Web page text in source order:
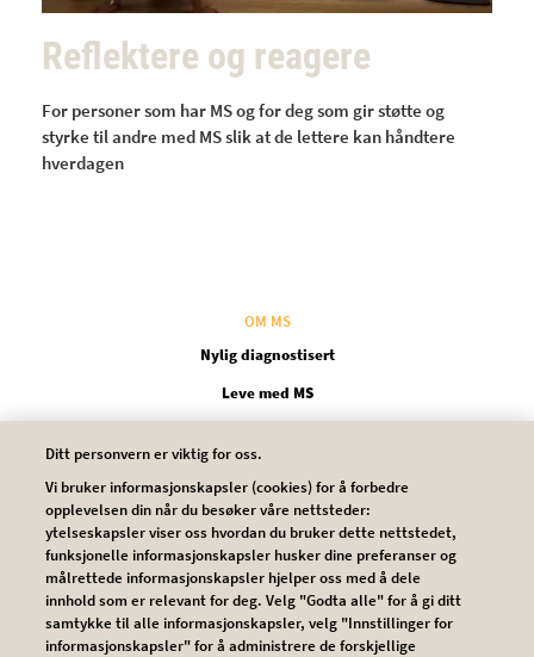
Reflektere og reagere
For personer som har MS og for deg som gir støtte og
styrke til andre med MS slik at de lettere kan håndtere
hverdagen
OM MS
Nylig diagnostisert
Leve med MS
VERKTØY
Ordliste
HISTORIER
Ditt personvern er viktig for oss.
Vi bruker informasjonskapsler (cookies) for å forbedre
opplevelsen din når du besøker våre nettsteder:
ytelseskapsler viser oss hvordan du bruker dette nettstedet,
funksjonelle informasjonskapsler husker dine preferanser og
målrettede informasjonskapsler hjelper oss med å dele
innhold som er relevant for deg. Velg "Godta alle" for å gi ditt
samtykke til alle informasjonskapsler, velg "Innstillinger for
informasjonskapsler" for å administrere de forskjellige